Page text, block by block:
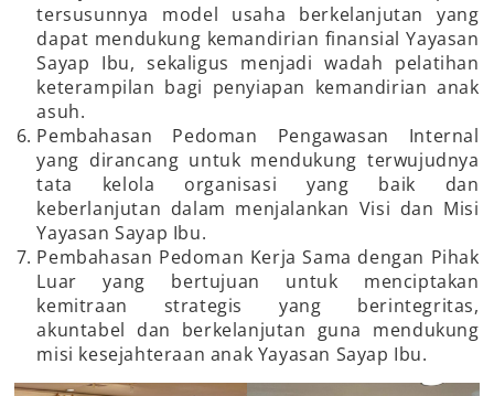
tersusunnya model usaha berkelanjutan yang
dapat mendukung kemandirian finansial Yayasan
Sayap Ibu, sekaligus menjadi wadah pelatihan
keterampilan bagi penyiapan kemandirian anak
asuh.
Pembahasan Pedoman Pengawasan Internal
yang dirancang untuk mendukung terwujudnya
tata kelola organisasi yang baik dan
keberlanjutan dalam menjalankan Visi dan Misi
Yayasan Sayap Ibu.
Pembahasan Pedoman Kerja Sama dengan Pihak
Luar yang bertujuan untuk menciptakan
kemitraan strategis yang berintegritas,
akuntabel dan berkelanjutan guna mendukung
misi kesejahteraan anak Yayasan Sayap Ibu.